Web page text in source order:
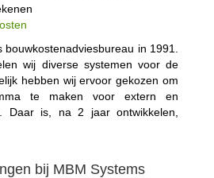
in 1991.
wij diverse systemen voor de
hebben wij ervoor gekozen om
te maken voor extern en
Daar is, na 2 jaar ontwikkelen,
bij MBM Systems